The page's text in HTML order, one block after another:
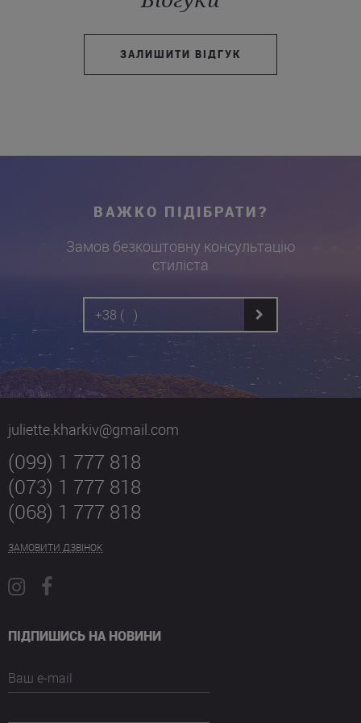
ЗАЛИШИТИ ВІДГУК
ВАЖКО ПІДІБРАТИ?
Замов безкоштовну консультацію
стиліста
juliette.kharkiv@gmail.com
(099) 1 777 818
(073) 1 777 818
(068) 1 777 818
ЗАМОВИТИ ДЗВІНОК
ПІДПИШИСЬ НА НОВИНИ
Ваш e-mail